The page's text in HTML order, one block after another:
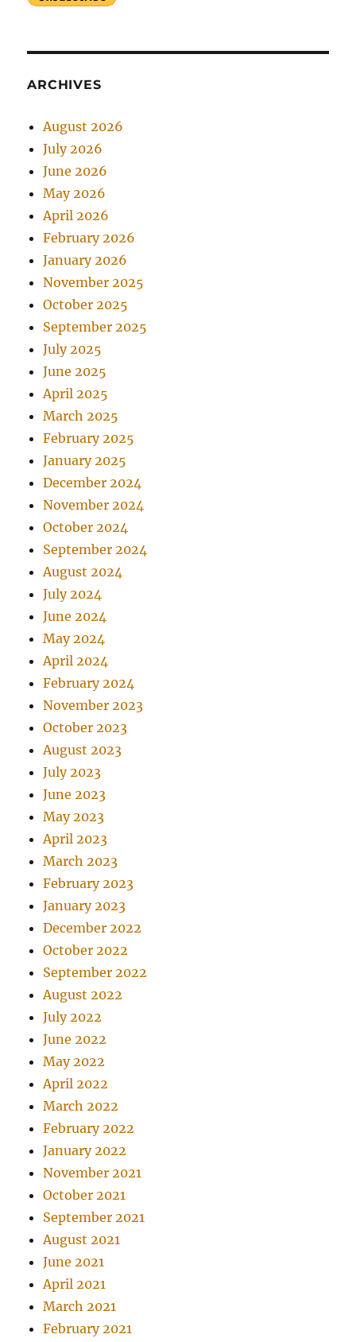
ARCHIVES
August 2026
July 2026
June 2026
May 2026
April 2026
February 2026
January 2026
November 2025
October 2025
September 2025
July 2025
June 2025
April 2025
March 2025
February 2025
January 2025
December 2024
November 2024
October 2024
September 2024
August 2024
July 2024
June 2024
May 2024
April 2024
February 2024
November 2023
October 2023
August 2023
July 2023
June 2023
May 2023
April 2023
March 2023
February 2023
January 2023
December 2022
October 2022
September 2022
August 2022
July 2022
June 2022
May 2022
April 2022
March 2022
February 2022
January 2022
November 2021
October 2021
September 2021
August 2021
June 2021
April 2021
March 2021
February 2021